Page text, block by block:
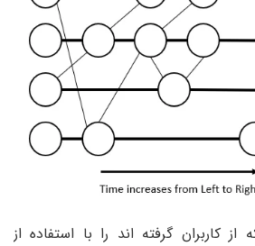
کاربران گرفته اند را با استفاده از